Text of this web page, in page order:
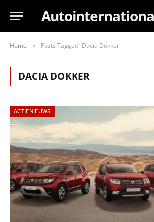
Home » Posts Tagged "Dacia Dokker"
DACIA DOKKER
ACTIENIEUWS